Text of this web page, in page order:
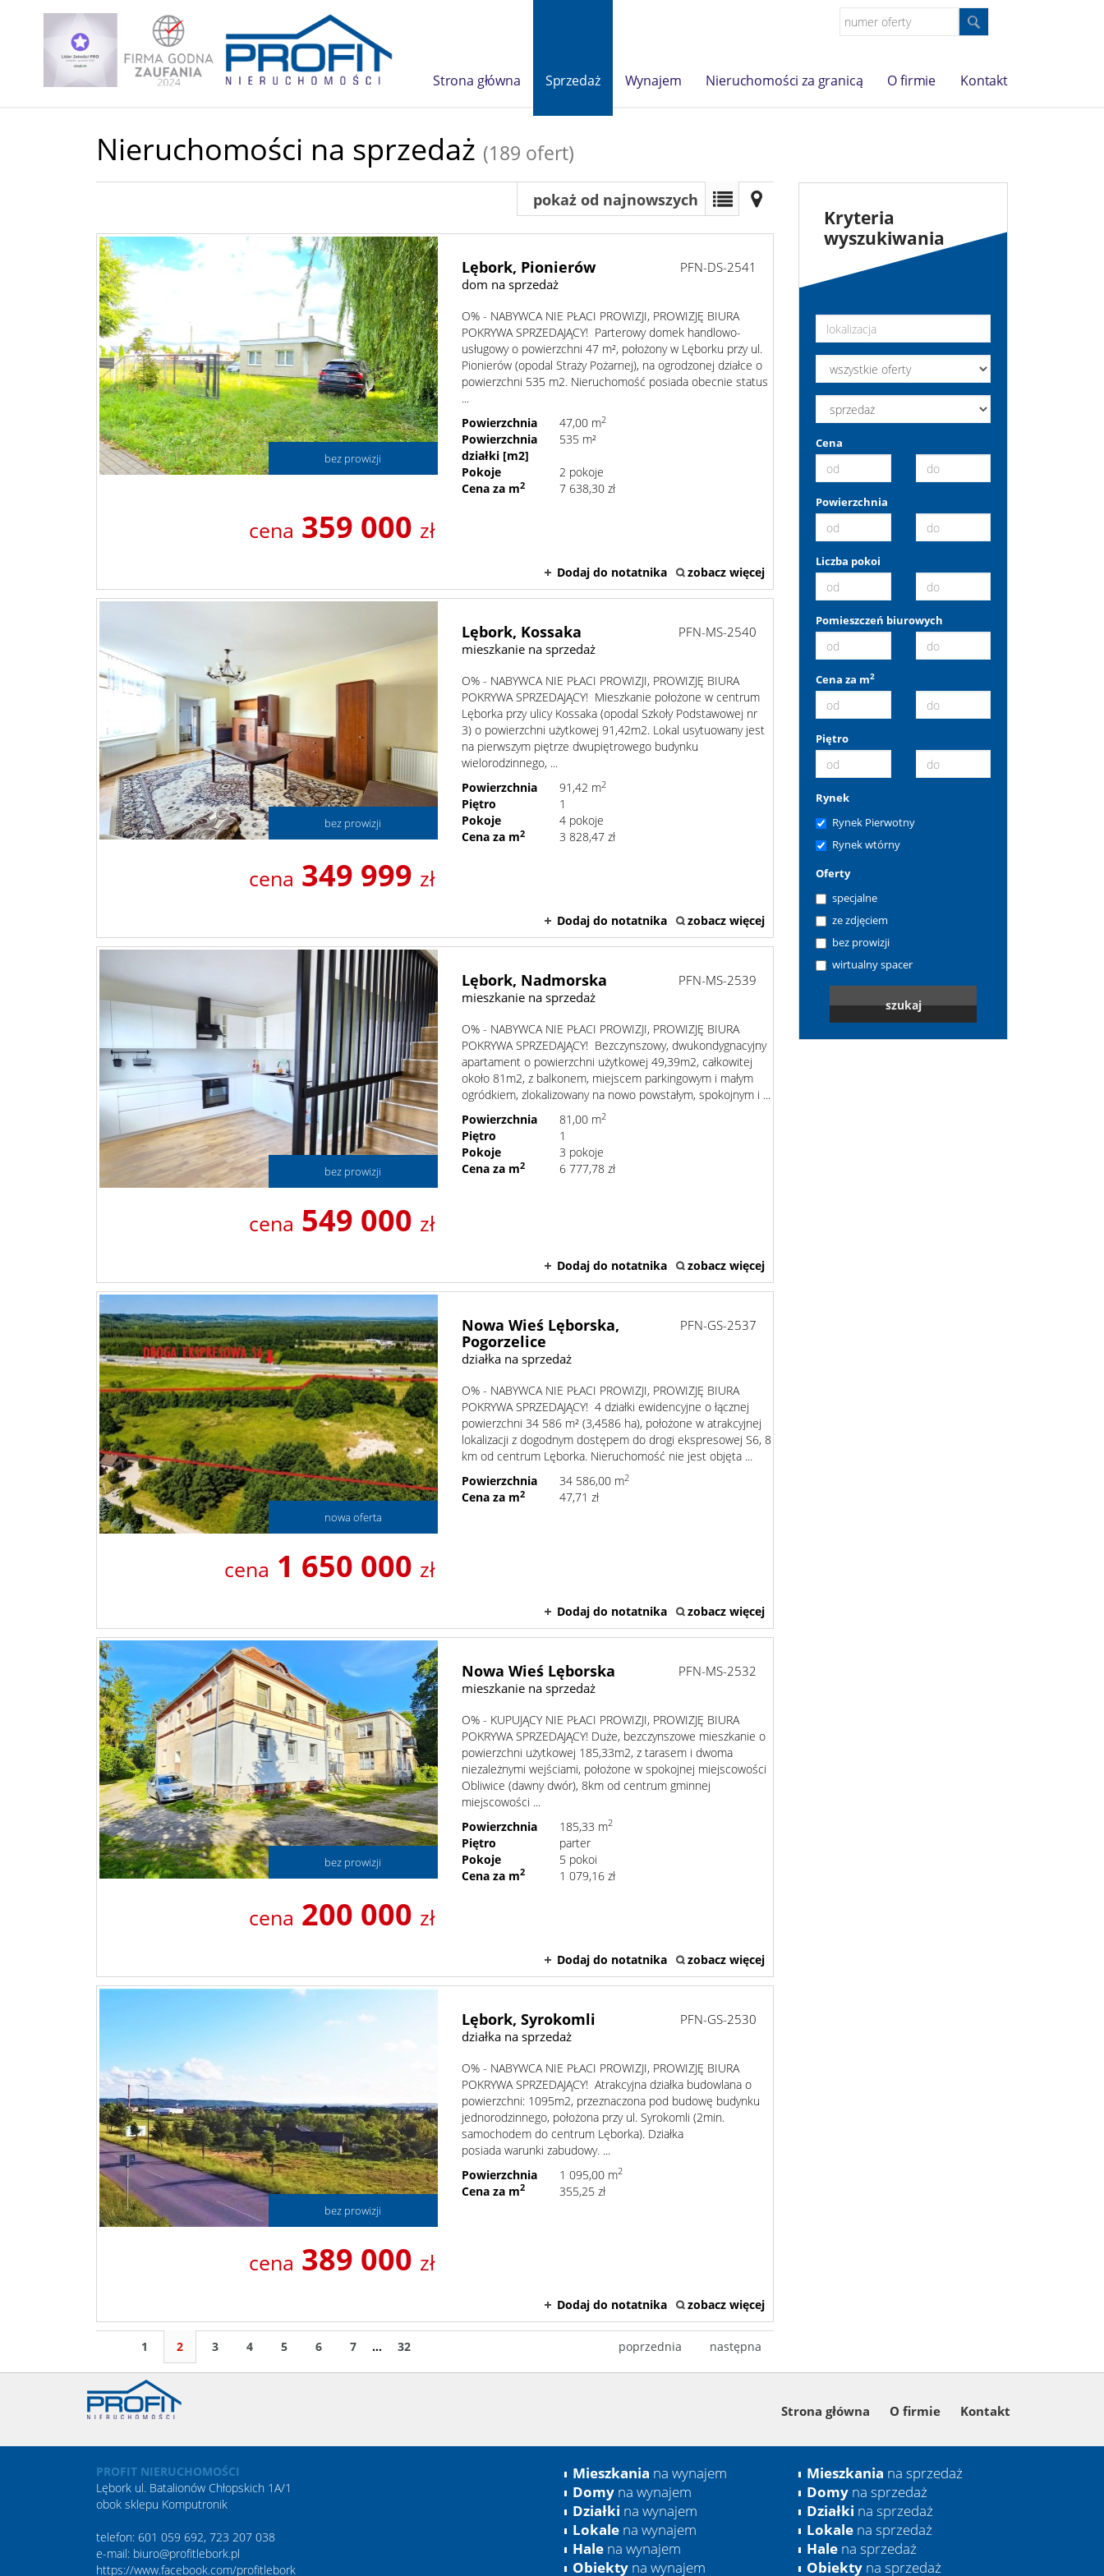
Strona główna Sprzedaż Wynajem Nieruchomości za granicą O firmie Kontakt
Nieruchomości na sprzedaż (189 ofert)
pokaż od najnowszych
bez prowizji
Lębork, Pionierów
dom na sprzedaż
PFN-DS-2541
O% - NABYWCA NIE PŁACI PROWIZJI, PROWIZJĘ BIURA
POKRYWA SPRZEDAJĄCY! Parterowy domek handlowo-
usługowy o powierzchni 47 m², położony w Lęborku przy ul.
Pionierów (opodal Straży Pożarnej), na ogrodzonej działce o
powierzchni 535 m2. Nieruchomość posiada obecnie status
...
Powierzchnia
47,00 m2
Powierzchnia
działki [m2]
535 m²
Pokoje
2 pokoje
Cena za m2 7 638,30 zł
cena 359 000 zł
Dodaj do notatnika zobacz więcej
bez prowizji
Lębork, Kossaka
mieszkanie na sprzedaż
PFN-MS-2540
O% - NABYWCA NIE PŁACI PROWIZJI, PROWIZJĘ BIURA
POKRYWA SPRZEDAJĄCY! Mieszkanie położone w centrum
Lęborka przy ulicy Kossaka (opodal Szkoły Podstawowej nr
3) o powierzchni użytkowej 91,42m2. Lokal usytuowany jest
na pierwszym piętrze dwupiętrowego budynku
wielorodzinnego, ...
Powierzchnia
91,42 m2
Piętro
1
Pokoje
4 pokoje
Cena za m2 3 828,47 zł
cena 349 999 zł
Dodaj do notatnika zobacz więcej
bez prowizji
Lębork, Nadmorska
mieszkanie na sprzedaż
PFN-MS-2539
O% - NABYWCA NIE PŁACI PROWIZJI, PROWIZJĘ BIURA
POKRYWA SPRZEDAJĄCY! Bezczynszowy, dwukondygnacyjny
apartament o powierzchni użytkowej 49,39m2, całkowitej
około 81m2, z balkonem, miejscem parkingowym i małym
ogródkiem, zlokalizowany na nowo powstałym, spokojnym i ...
Powierzchnia
81,00 m2
Piętro
1
Pokoje
3 pokoje
Cena za m2 6 777,78 zł
cena 549 000 zł
Dodaj do notatnika zobacz więcej
nowa oferta
Nowa Wieś Lęborska,
Pogorzelice
działka na sprzedaż
PFN-GS-2537
O% - NABYWCA NIE PŁACI PROWIZJI, PROWIZJĘ BIURA
POKRYWA SPRZEDAJĄCY! 4 działki ewidencyjne o łącznej
powierzchni 34 586 m² (3,4586 ha), położone w atrakcyjnej
lokalizacji z dogodnym dostępem do drogi ekspresowej S6, 8
km od centrum Lęborka. Nieruchomość nie jest objęta ...
Powierzchnia
34 586,00 m2
Cena za m2 47,71 zł
cena 1 650 000 zł
Dodaj do notatnika zobacz więcej
bez prowizji
Nowa Wieś Lęborska
mieszkanie na sprzedaż
PFN-MS-2532
O% - KUPUJĄCY NIE PŁACI PROWIZJI, PROWIZJĘ BIURA
POKRYWA SPRZEDAJĄCY! Duże, bezczynszowe mieszkanie o
powierzchni użytkowej 185,33m2, z tarasem i dwoma
niezależnymi wejściami, położone w spokojnej miejscowości
Obliwice (dawny dwór), 8km od centrum gminnej
miejscowości ...
Powierzchnia
185,33 m2
Piętro
parter
Pokoje
5 pokoi
Cena za m2 1 079,16 zł
cena 200 000 zł
Dodaj do notatnika zobacz więcej
bez prowizji
Lębork, Syrokomli
działka na sprzedaż
PFN-GS-2530
O% - NABYWCA NIE PŁACI PROWIZJI, PROWIZJĘ BIURA
POKRYWA SPRZEDAJĄCY! Atrakcyjna działka budowlana o
powierzchni: 1095m2, przeznaczona pod budowę budynku
jednorodzinnego, położona przy ul. Syrokomli (2min.
samochodem do centrum Lęborka). Działka
posiada warunki zabudowy. ...
Powierzchnia
1 095,00 m2
Cena za m2 355,25 zł
cena 389 000 zł
Dodaj do notatnika zobacz więcej
1 2 3 4 5 6 7 ... 32 poprzednia następna
Kryteria
wyszukiwania
Cena
Powierzchnia
Liczba pokoi
Pomieszczeń biurowych
Cena za m2
Piętro
Rynek
Rynek Pierwotny
Rynek wtórny
Oferty
specjalne
ze zdjęciem
bez prowizji
wirtualny spacer
Strona główna O firmie Kontakt
PROFIT NIERUCHOMOŚCI
Lębork ul. Batalionów Chłopskich 1A/1
obok sklepu Komputronik
telefon: 601 059 692, 723 207 038
e-mail: biuro@profitlebork.pl
https://www.facebook.com/profitlebork
Mieszkania na wynajem
Domy na wynajem
Działki na wynajem
Lokale na wynajem
Hale na wynajem
Obiekty na wynajem
Mieszkania na sprzedaż
Domy na sprzedaż
Działki na sprzedaż
Lokale na sprzedaż
Hale na sprzedaż
Obiekty na sprzedaż